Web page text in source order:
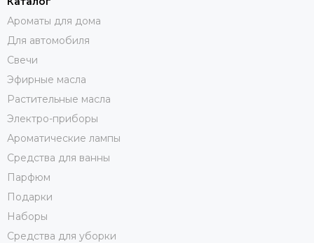
Ароматы для дома
Для автомобиля
Свечи
Эфирные масла
Растительные масла
Электро-приборы
Ароматические лампы
Средства для ванны
Парфюм
Подарки
Наборы
Средства для уборки